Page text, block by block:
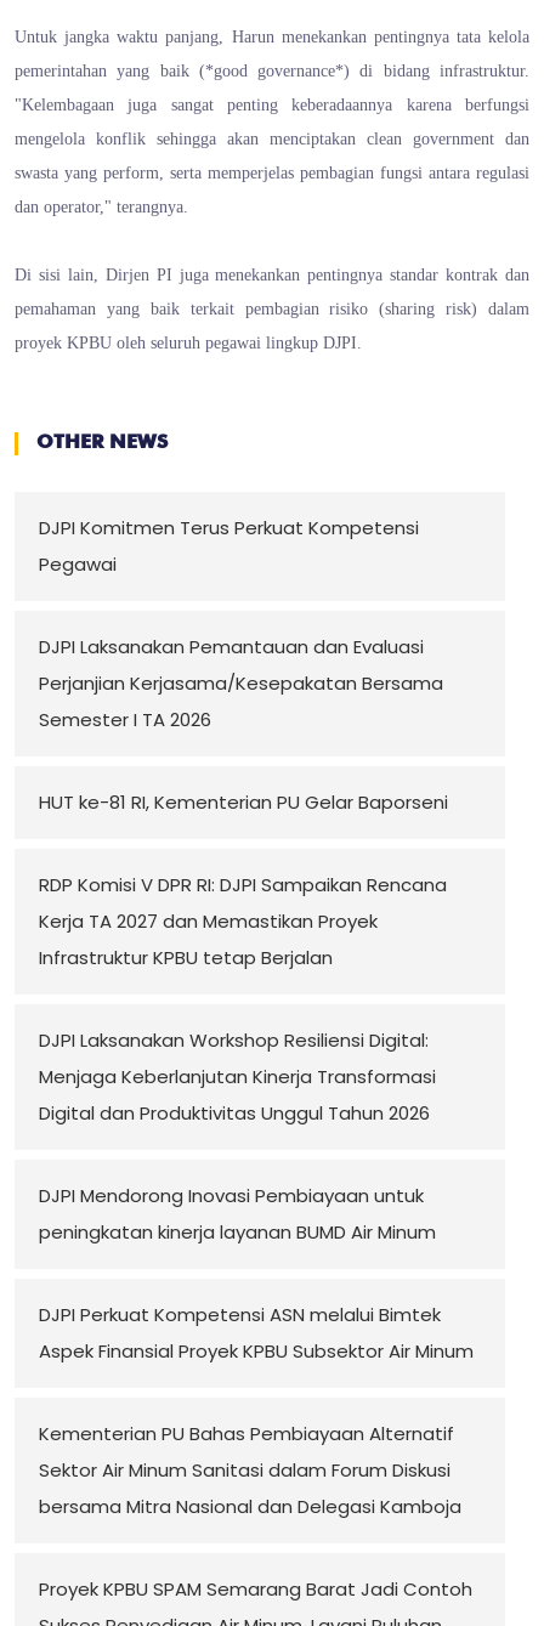
Untuk jangka waktu panjang, Harun menekankan pentingnya tata kelola
pemerintahan yang baik (*good governance*) di bidang infrastruktur.
"Kelembagaan juga sangat penting keberadaannya karena berfungsi
mengelola konflik sehingga akan menciptakan clean government dan
swasta yang perform, serta memperjelas pembagian fungsi antara regulasi
dan operator," terangnya.
Di sisi lain, Dirjen PI juga menekankan pentingnya standar kontrak dan
pemahaman yang baik terkait pembagian risiko (sharing risk) dalam
proyek KPBU oleh seluruh pegawai lingkup DJPI.
OTHER NEWS
DJPI Komitmen Terus Perkuat Kompetensi
Pegawai
DJPI Laksanakan Pemantauan dan Evaluasi
Perjanjian Kerjasama/Kesepakatan Bersama
Semester I TA 2026
HUT ke-81 RI, Kementerian PU Gelar Baporseni
RDP Komisi V DPR RI: DJPI Sampaikan Rencana
Kerja TA 2027 dan Memastikan Proyek
Infrastruktur KPBU tetap Berjalan
DJPI Laksanakan Workshop Resiliensi Digital:
Menjaga Keberlanjutan Kinerja Transformasi
Digital dan Produktivitas Unggul Tahun 2026
DJPI Mendorong Inovasi Pembiayaan untuk
peningkatan kinerja layanan BUMD Air Minum
DJPI Perkuat Kompetensi ASN melalui Bimtek
Aspek Finansial Proyek KPBU Subsektor Air Minum
Kementerian PU Bahas Pembiayaan Alternatif
Sektor Air Minum Sanitasi dalam Forum Diskusi
bersama Mitra Nasional dan Delegasi Kamboja
Proyek KPBU SPAM Semarang Barat Jadi Contoh